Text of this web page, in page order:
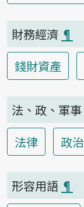
財務經濟 ¶
錢財資產
法、政、軍事
法律
政治
形容用語 ¶